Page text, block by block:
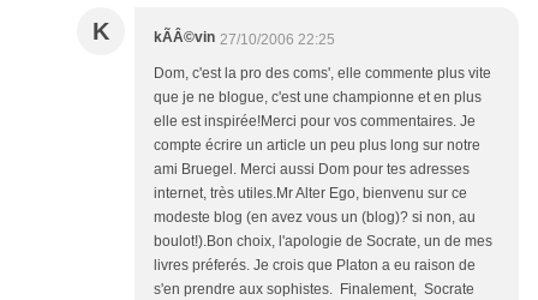
K kÃÂ©vin 27/10/2006 22:25
Dom, c'est la pro des coms', elle commente plus vite
que je ne blogue, c'est une championne et en plus
elle est inspirée!Merci pour vos commentaires. Je
compte écrire un article un peu plus long sur notre
ami Bruegel. Merci aussi Dom pour tes adresses
internet, très utiles.Mr Alter Ego, bienvenu sur ce
modeste blog (en avez vous un (blog)? si non, au
boulot!).Bon choix, l'apologie de Socrate, un de mes
livres préferés. Je crois que Platon a eu raison de
s'en prendre aux sophistes. Finalement, Socrate